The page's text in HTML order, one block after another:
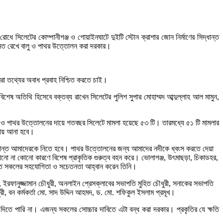
কোম্পানীগঞ্জ ও গোয়াইনঘাটে দুইটি স্টোন ক্রাশার জোন নির্মাণের সিদ্ধান্ত
রেখে বালু ও পাথর উত্তোলন করা দরকার।
অবাধ প্রবাহ নিশ্চিত করতে চাই।
অতিথি হিসেবে বক্তব্য রাখেন সিলেটের পুলিশ সুপার মোহাম্মদ আব্দুল্লাহ আল মামুন,
উত্তোলনের দায়ে গতবছর সিলেটে মামলা হয়েছে ৫৩ টি। তারমধ্যে ৫১ টি মামলার
আনা হবে।
আমাদেরকে নিতে হবে। পাথর উত্তোলনের জন্য আমাদের নদীকে ধ্বংস করতে দেয়া
না কোনো কারণে বিশেষ প্রাকৃতিক গুরুত্ব বহন করে। ভোলাগঞ্জ, উৎমাছড়া, চিকাডহর,
সকলের সহযোগিতা ও সচেতনতা আহ্বান করেন তিনি।
চৌধুরী, অনলাইন প্রেসক্লাবের সভাপতি মুহিত চৌধুরী, সনাকের সভাপতি
বন কর্মকর্তা মো. সাদ উদ্দিন আহমদ, ড. মো. শফিকুল ইসলাম প্রমূখ।
পারি না। এজন্য সকলের সোচ্চার দাবিতে এটা বন্ধ করা দরকার। প্রকৃতির যে ক্ষতি